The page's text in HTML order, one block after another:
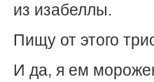
из изабеллы.
Пищу от этого
И да, я ем